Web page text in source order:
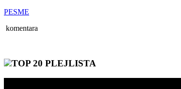
PESME
komentara
TOP 20 PLEJLISTA